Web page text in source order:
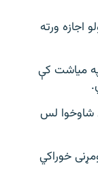
اجازه ورته
په میاشت کې
شاوخوا لس
او ان لومړنی خوراکي